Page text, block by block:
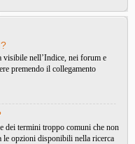
visibile nell’Indice, nei forum e
premendo il collegamento
dei termini troppo comuni che non
opzioni disponibili nella ricerca